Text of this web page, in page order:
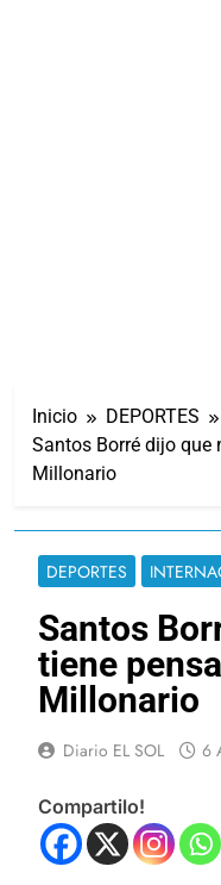
Inicio
DEPORTES
Santos Borré dijo que
Millonario
DEPORTES
Santos
tiene
Millonario
Diario EL SOL 6
Compartilo!